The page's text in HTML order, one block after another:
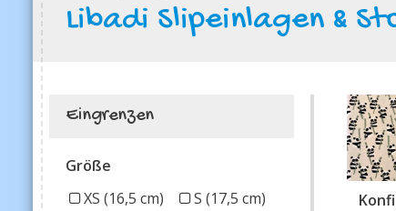
Libadi Slipeinlagen &
Eingrenzen
Größe
XS (16,5 cm)
S (17,5 cm)